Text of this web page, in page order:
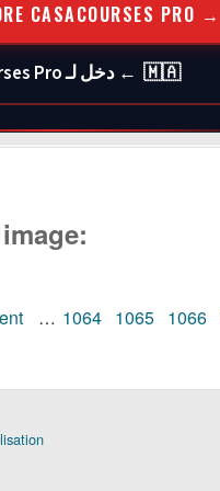
CASACOURSES PRO →
🇲🇦 ← دخل لـ CasaCourses Pro
… 1064 1065 1066